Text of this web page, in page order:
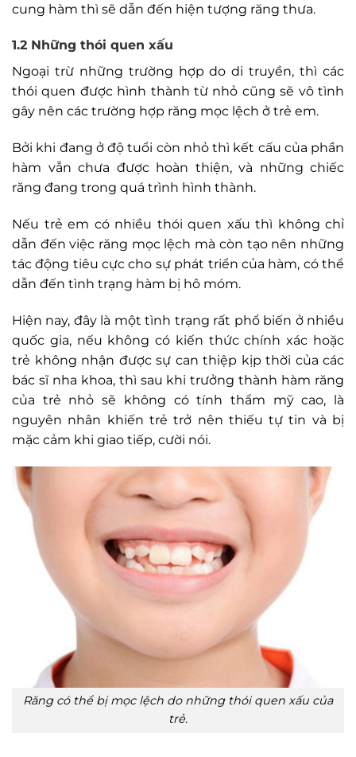
cung hàm thì sẽ dẫn đến hiện tượng răng thưa.
1.2 Những thói quen xấu
Ngoại trừ những trường hợp do di truyền, thì các
thói quen được hình thành từ nhỏ cũng sẽ vô tình
gây nên các trường hợp răng mọc lệch ở trẻ em.
Bởi khi đang ở độ tuổi còn nhỏ thì kết cấu của phần
hàm vẫn chưa được hoàn thiện, và những chiếc
răng đang trong quá trình hình thành.
Nếu trẻ em có nhiều thói quen xấu thì không chỉ
dẫn đến việc răng mọc lệch mà còn tạo nên những
tác động tiêu cực cho sự phát triển của hàm, có thể
dẫn đến tình trạng hàm bị hô móm.
Hiện nay, đây là một tình trạng rất phổ biến ở nhiều
quốc gia, nếu không có kiến thức chính xác hoặc
trẻ không nhận được sự can thiệp kịp thời của các
bác sĩ nha khoa, thì sau khi trưởng thành hàm răng
của trẻ nhỏ sẽ không có tính thẩm mỹ cao, là
nguyên nhân khiến trẻ trở nên thiếu tự tin và bị
mặc cảm khi giao tiếp, cười nói.
Răng có thể bị mọc lệch do những thói quen xấu của
trẻ.